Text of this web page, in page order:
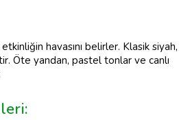
havasını belirler. Klasik siyah,
Öte yandan, pastel tonlar ve canlı